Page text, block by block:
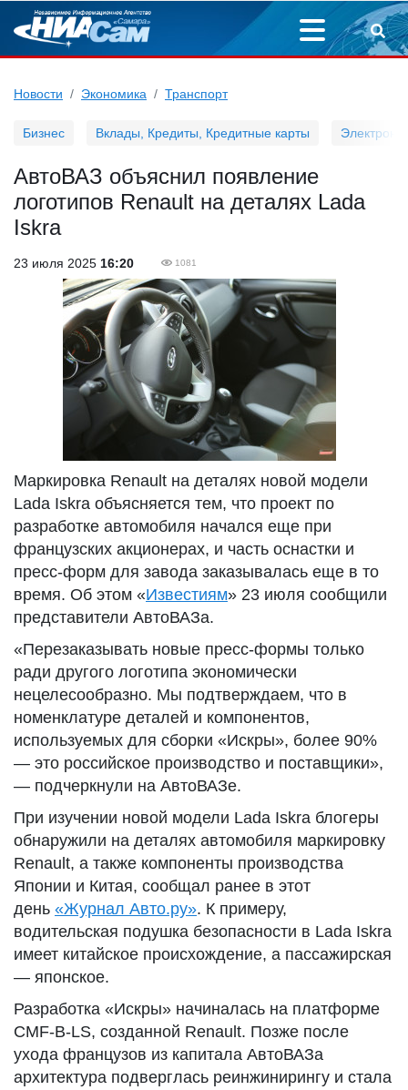
Новости Экономика Транспорт
Бизнес Вклады, Кредиты, Кредитные карты
АвтоВАЗ объяснил появление
логотипов Renault на деталях Lada
Iskra
23 июля 2025 16:20 1081
Маркировка Renault на деталях новой модели
Lada Iskra объясняется тем, что проект по
разработке автомобиля начался еще при
французских акционерах, и часть оснастки и
пресс-форм для завода заказывалась еще в то
время. Об этом «Известиям» 23 июля сообщили
представители АвтоВАЗа.
«Перезаказывать новые пресс-формы только
ради другого логотипа экономически
нецелесообразно. Мы подтверждаем, что в
номенклатуре деталей и компонентов,
используемых для сборки «Искры», более 90%
— это российское производство и поставщики»,
— подчеркнули на АвтоВАЗе.
При изучении новой модели Lada Iskra блогеры
обнаружили на деталях автомобиля маркировку
Renault, а также компоненты производства
Японии и Китая, сообщал ранее в этот
день «Журнал Авто.ру». К примеру,
водительская подушка безопасности в Lada Iskra
имеет китайское происхождение, а пассажирская
— японское.
Разработка «Искры» начиналась на платформе
CMF-B-LS, созданной Renault. Позже после
ухода французов из капитала АвтоВАЗа
архитектура подверглась реинжинирингу и стала